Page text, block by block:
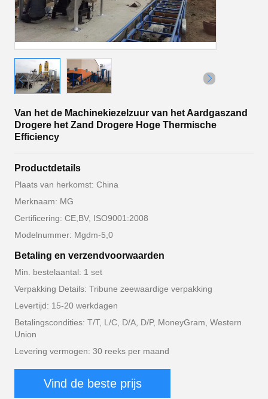
Van het de Machinekiezelzuur van het Aardgaszand
Drogere het Zand Drogere Hoge Thermische
Efficiency
Productdetails
Plaats van herkomst: China
Merknaam: MG
Certificering: CE,BV, ISO9001:2008
Modelnummer: Mgdm-5,0
Betaling en verzendvoorwaarden
Min. bestelaantal: 1 set
Verpakking Details: Tribune zeewaardige verpakking
Levertijd: 15-20 werkdagen
Betalingscondities: T/T, L/C, D/A, D/P, MoneyGram, Western
Union
Levering vermogen: 30 reeks per maand
Vind de beste prijs